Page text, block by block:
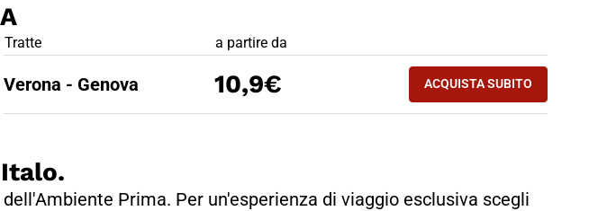
PREZZO BIGLIETTO TRENO GENOVA - VERONA
Tratte a partire da
Verona - Genova 10,9€ ACQUISTA SUBITO
Prima. Per un'esperienza di viaggio esclusiva scegli